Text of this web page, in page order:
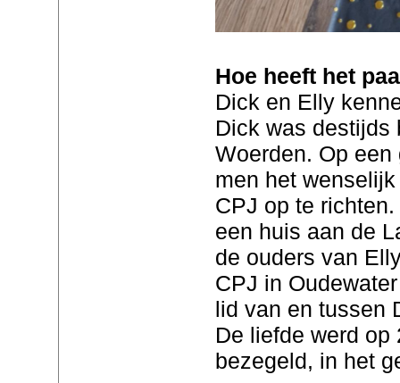
Hoe heeft het
Dick en Elly
Dick was destijds
Woerden. Op
men het
CPJ op te
een huis aan de
de ouders van
CPJ in
lid van en tussen
De liefde werd op
bezegeld, in het